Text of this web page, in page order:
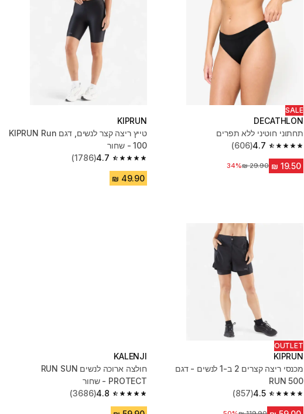
SALE
DECATHLON
תחתוני חוטיני ללא תפרים
4.7
4.7 out of 5 stars from 606 reviews
(606)
מחיר לפני הנחה‏29.90 ₪
34%
KIPRUN
טייץ ריצה קצר לנשים, דגם KIPRUN Run
100 - שחור
4.7
4.7 out of 5 stars from 1786 reviews
(1786)
OUTLET
KIPRUN
מכנסי ריצה קצרים 2 ב-1 לנשים - דגם
RUN 500
4.5
4.5 out of 5 stars from 857 reviews
(857)
KALENJI
חולצה ארוכה לנשים RUN SUN
PROTECT - שחור
4.8
4.8 out of 5 stars from 3686 reviews
(3686)